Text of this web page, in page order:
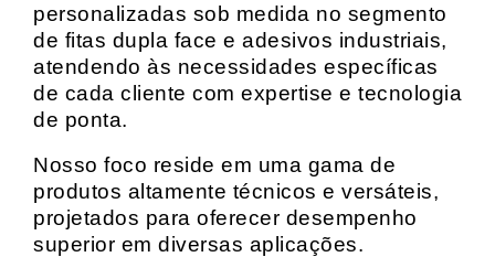
personalizadas sob medida no segmento
de fitas dupla face e adesivos industriais,
atendendo às necessidades específicas
de cada cliente com expertise e tecnologia
de ponta.
Nosso foco reside em uma gama de
produtos altamente técnicos e versáteis,
projetados para oferecer desempenho
superior em diversas aplicações.